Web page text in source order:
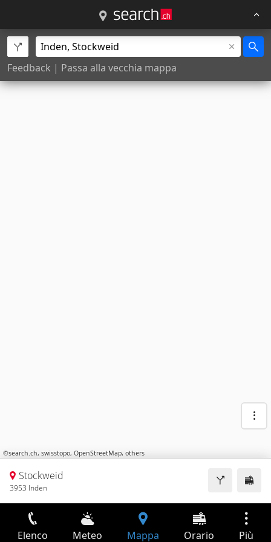
Feedback | Passa alla vecchia mappa
©search.ch, swisstopo, OpenStreetMap, others
Stockweid
3953 Inden
Elenco Meteo Mappa Orario Più